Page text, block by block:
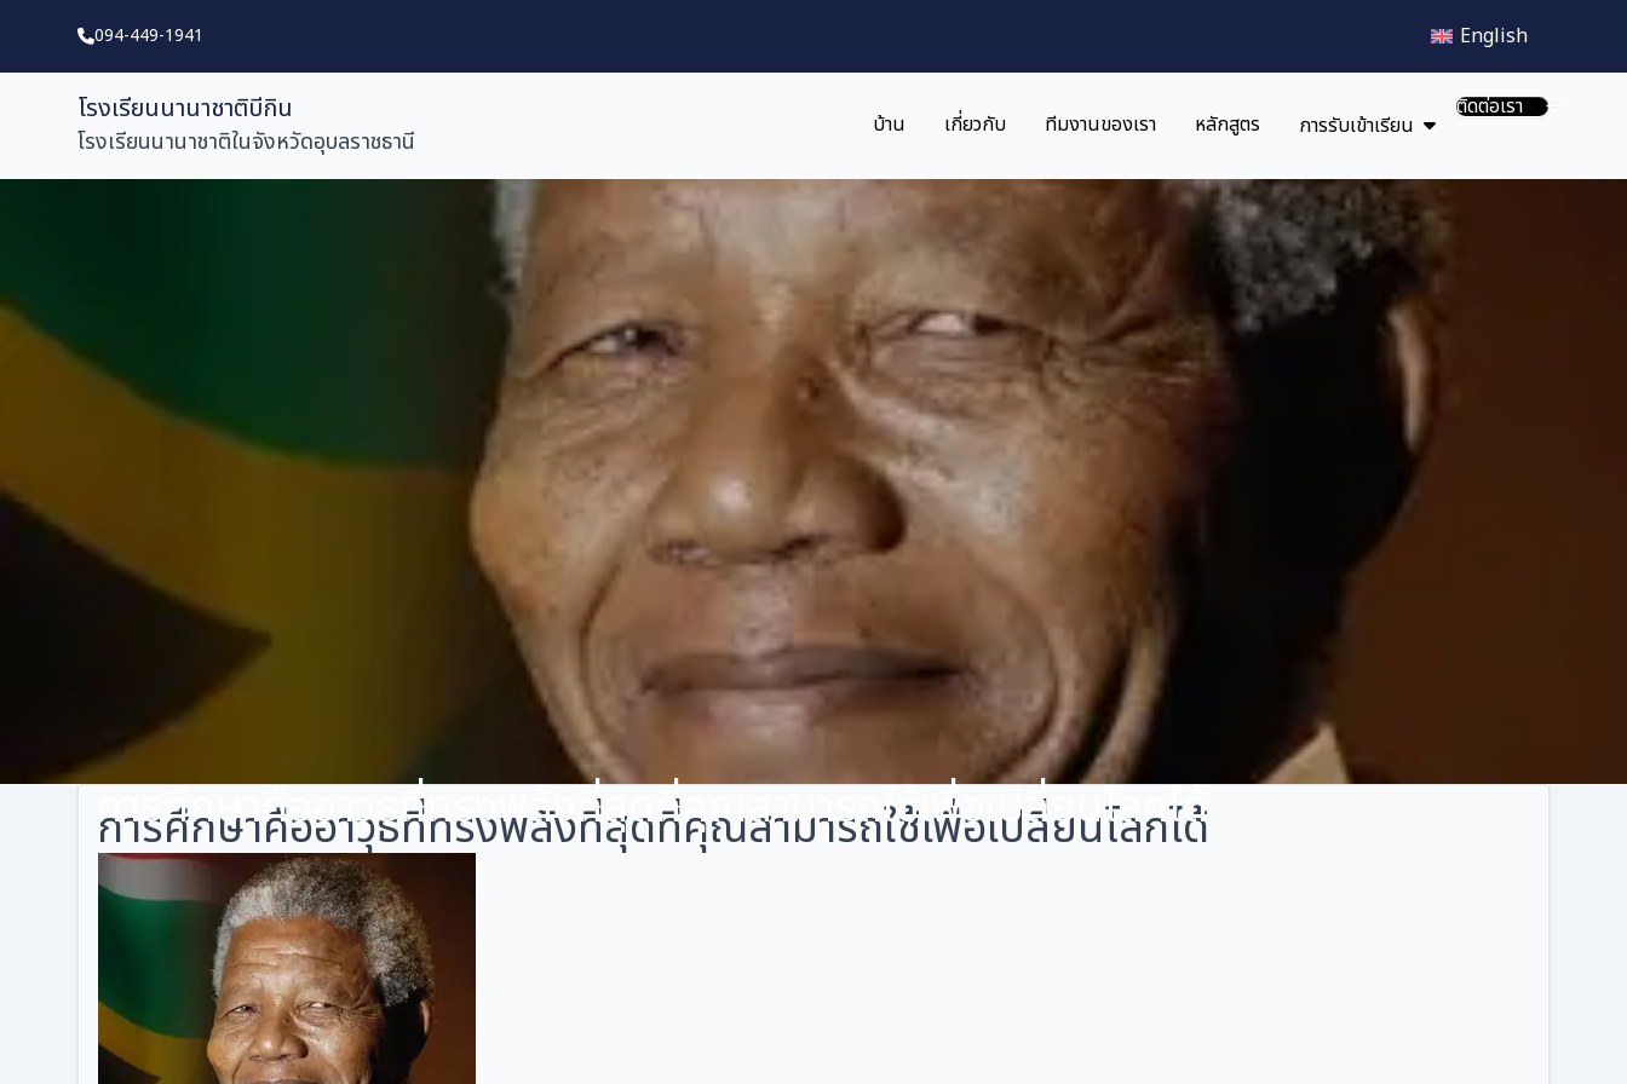
English
094-449-1941
โรงเรียนนานาชาติบีกิน
โรงเรียนนานาชาติในจังหวัดอุบลราชธานี
บ้าน เกี่ยวกับ ทีมงานของเรา หลักสูตร การรับเข้าเรียน
ติดต่อเรา
การศึกษาคืออาวุธที่ทรงพลังที่สุดที่คุณสามารถใช้เพื่อเปลี่ยนโลกได้
การศึกษาคืออาวุธที่ทรงพลังที่สุดที่คุณสามารถใช้เพื่อเปลี่ยนโลกได้